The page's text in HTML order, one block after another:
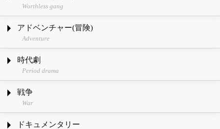
Worthless gang
アドベンチャー(冒険)
Adventure
時代劇
Period drama
戦争
War
ドキュメンタリー